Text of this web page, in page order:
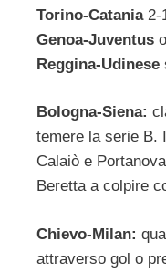
Torino-Catania 2-
Genoa-Juventus
Reggina-Udinese
Bologna-Siena:
temere la serie B.
Calaiò e
Beretta a colpire
Chievo-Milan:
attraverso gol o